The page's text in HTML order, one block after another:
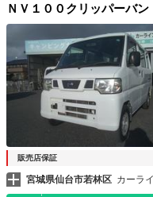
ＮＶ１００クリッパーバ
販売店保証
宮城県仙台市若林区 カーラ